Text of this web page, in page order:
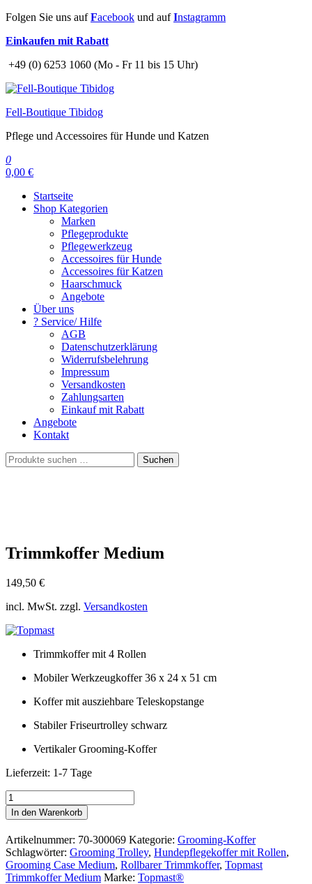
Zum
springen
Folgen Sie uns aufFacebook und aufInstagramm
Einkaufen mit Rabatt
+49 (0) 6253 1060 (Mo - Fr 11 bis 15 Uhr)
Fell-Boutique Tibidog
Pflege und Accessoires für Hunde und Katzen
0
0,00 €
Startseite
Shop Kategorien
Marken
Pflegeprodukte
Pflegewerkzeug
Accessoires für Hunde
Accessoires für Katzen
Haarschmuck
Angebote
Über uns
? Service/ Hilfe
AGB
Datenschutzerklärung
Widerrufsbelehrung
Impressum
Versandkosten
Zahlungsarten
Einkauf mit Rabatt
Angebote
Kontakt
Suchen
nach:
Suchen
Trimmkoffer Medium
149,50 €
incl. MwSt. zzgl. Versandkosten
Trimmkoffer mit 4 Rollen
Mobiler Werkzeugkoffer 36 x 24 x 51 cm
Koffer mit ausziehbare Teleskopstange
Stabiler Friseurtrolley schwarz
Vertikaler Grooming-Koffer
Lieferzeit: 1-7 Tage
Trimmkoffer
Medium
Menge
In den Warenkorb
Artikelnummer: 70-300069 Kategorie: Grooming-Koffer
Schlagwörter: Grooming Trolley, Hundepflegekoffer mit Rollen,
Grooming Case Medium, Rollbarer Trimmkoffer, Topmast
Trimmkoffer Medium Marke: Topmast®